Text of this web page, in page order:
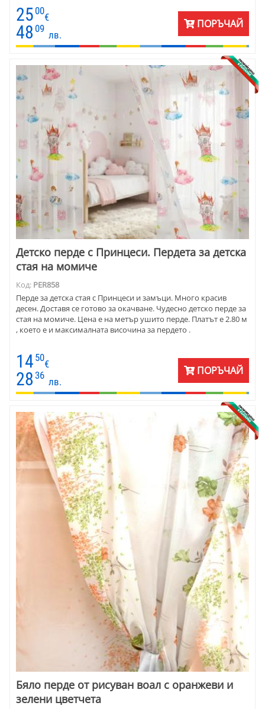
до много тъмно кафяви. Чудесно се съчетават с мебели от
масив, декоративни възглавнички със земни цветове и
официални покривки за маса. Цената е на готово перде
височина 200 см и ширина 170 см. Налично е само 1 перде.
25 00
€
48 09
лв.
ПОРЪЧАЙ
Детско перде с Принцеси. Пердета за детска
стая на момиче
Код: PER858
Перде за детска стая с Принцеси и замъци. Много красив
десен. Доставя се готово за окачване. Чудесно детско перде за
стая на момиче. Цена е на метър ушито перде. Платът е 2.80 м
, което е и максималната височина за пердето .
14 50
€
28 36
лв.
ПОРЪЧАЙ
Бяло перде от рисуван воал с оранжеви и
зелени цветчета